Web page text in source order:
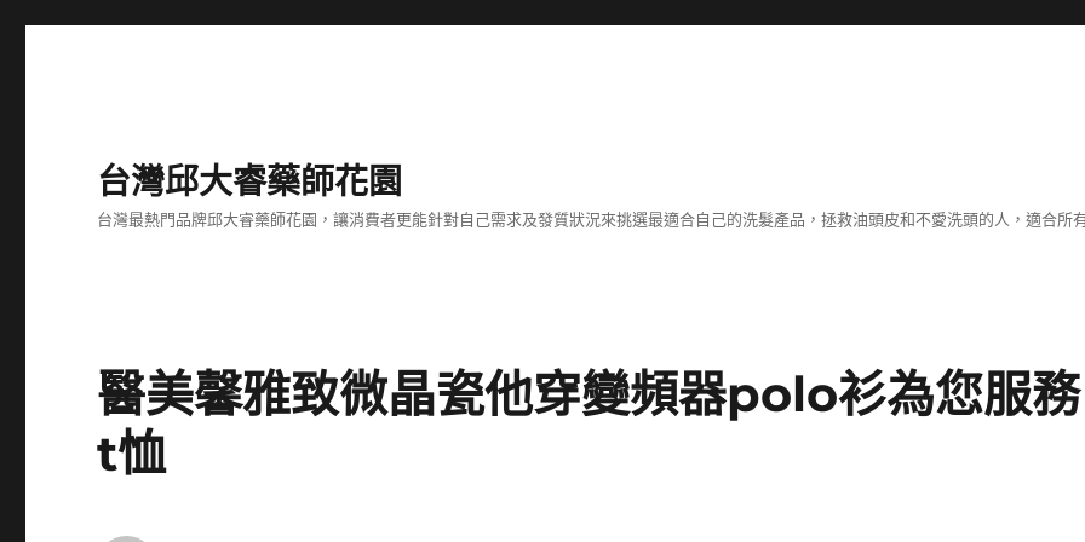
台灣邱大睿藥師花園
台灣最熱門品牌邱大睿藥師花園，讓消費者更能針對自己需求及發質狀況來挑選最適合自己的洗髮產品，拯救油頭皮和不愛洗頭的人，適合所
醫美馨雅致微晶瓷他穿變頻器polo衫為您服務
t恤